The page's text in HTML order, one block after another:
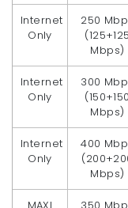
Internet
Only
250
(125+125
Mbps)
Internet
Only
300
(150+150
Mbps)
Internet
Only
400
Mbps)